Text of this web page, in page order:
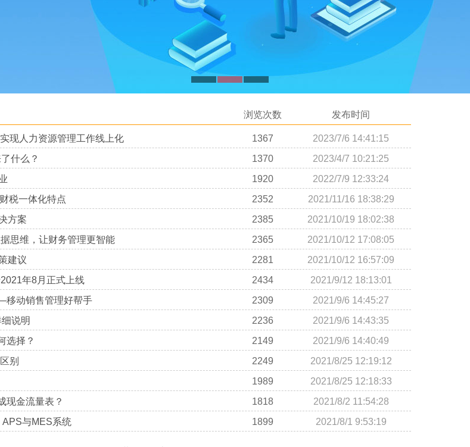
1 2 3
浏览次数 发布时间
现人力资源管理工作线上化 1367
2023/7/6 14:41:15
什么？ 1370
2023/4/7 10:21:25
1920
2022/7/9 12:33:24
税一体化特点 2352
2021/11/16 18:38:29
方案 2385
2021/10/19 18:02:38
思维，让财务管理更智能 2365
2021/10/12 17:08:05
建议 2281
2021/10/12 16:57:09
年8月正式上线 2434
2021/9/12 18:13:01
动销售管理好帮手 2309
2021/9/6 14:45:27
说明 2236
2021/9/6 14:43:35
选择？ 2149
2021/9/6 14:40:49
别 2249
2021/8/25 12:19:12
1989
2021/8/25 12:18:33
现金流量表？ 1818
2021/8/2 11:54:28
与MES系统 1899 2021/8/1 9:53:19